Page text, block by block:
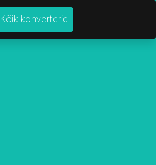
Kõik konverterid